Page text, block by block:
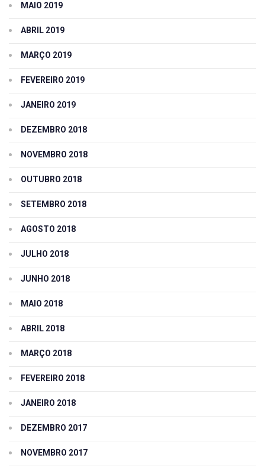
MAIO 2019
ABRIL 2019
MARÇO 2019
FEVEREIRO 2019
JANEIRO 2019
DEZEMBRO 2018
NOVEMBRO 2018
OUTUBRO 2018
SETEMBRO 2018
AGOSTO 2018
JULHO 2018
JUNHO 2018
MAIO 2018
ABRIL 2018
MARÇO 2018
FEVEREIRO 2018
JANEIRO 2018
DEZEMBRO 2017
NOVEMBRO 2017